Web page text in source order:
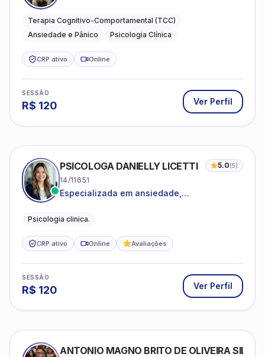
excessiva
Terapia Cognitivo-Comportamental (TCC)
Ansiedade e Pânico
Psicologia Clínica
CRP ativo Online
SESSÃO
R$ 120 Ver Perfil
PSICOLOGA DANIELLY LICETTI 5.0(5)
14/11651
Especializada em ansiedade,
Psicologia clinica.
CRP ativo Online Avaliações
SESSÃO
R$ 120 Ver Perfil
ANTONIO MAGNO BRITO DE OLIVEIRA SILVA